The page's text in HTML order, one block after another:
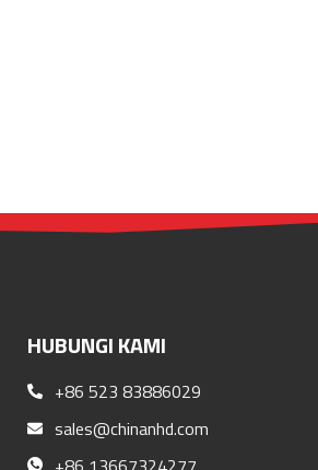
HUBUNGI KAMI
+86 523 83886029
sales@chinanhd.com